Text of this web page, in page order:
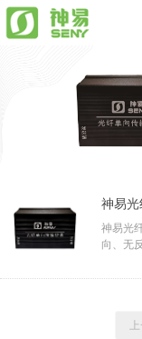
神易光
神易光
向、无